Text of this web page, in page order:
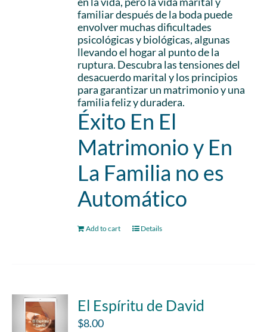
familiar después de la boda puede
envolver muchas dificultades
psicológicas y biológicas, algunas
llevando el hogar al punto de la
ruptura. Descubra las tensiones del
desacuerdo marital y los principios
para garantizar un matrimonio y una
familia feliz y duradera.
Éxito En El
Matrimonio y En
La Familia no es
Automático
Add to cart Details
El Espíritu de David
$8.00